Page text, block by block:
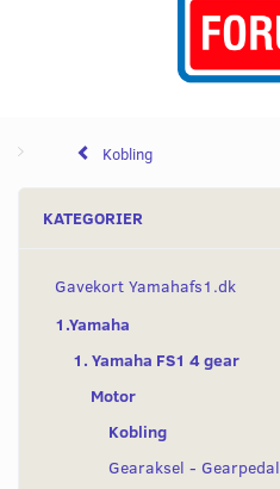
Kobling
KATEGORIER
Gavekort Yamahafs1.dk
1.Yamaha
1. Yamaha FS1 4 gear
Motor
Kobling
Gearaksel - Gearpedal